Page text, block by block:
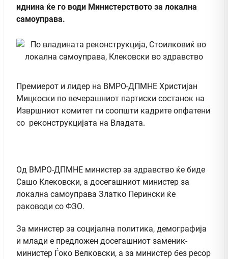
иднина ќе го води Министерството за локална
самоуправа.
Премиерот и лидер на ВМРО-ДПМНЕ Христијан
Мицкоски по вечерашниот партиски состанок на
Извршниот комитет ги соопшти кадрите опфатени
со реконструкцијата на Владата.
Од ВМРО-ДПМНЕ министер за здравство ќе биде
Сашо Клековски, а досегашниот министер за
локална самоуправа Златко Перински ќе
раководи со ФЗО.
За министер за социјална политика, демографија
и млади е предложен досегашниот заменик-
министер Ѓоко Велковски, а за министер без ресор